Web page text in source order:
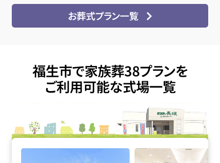
お葬式プラン一覧
福生市で家族葬38プランを
ご利用可能な式場一覧
家族葬の長坂 武蔵村山の詳細へ